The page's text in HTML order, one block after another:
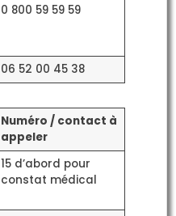
0 800 59 59 59
06 52 00 45 38
Numéro / contact à
appeler
15 d’abord pour
constat médical